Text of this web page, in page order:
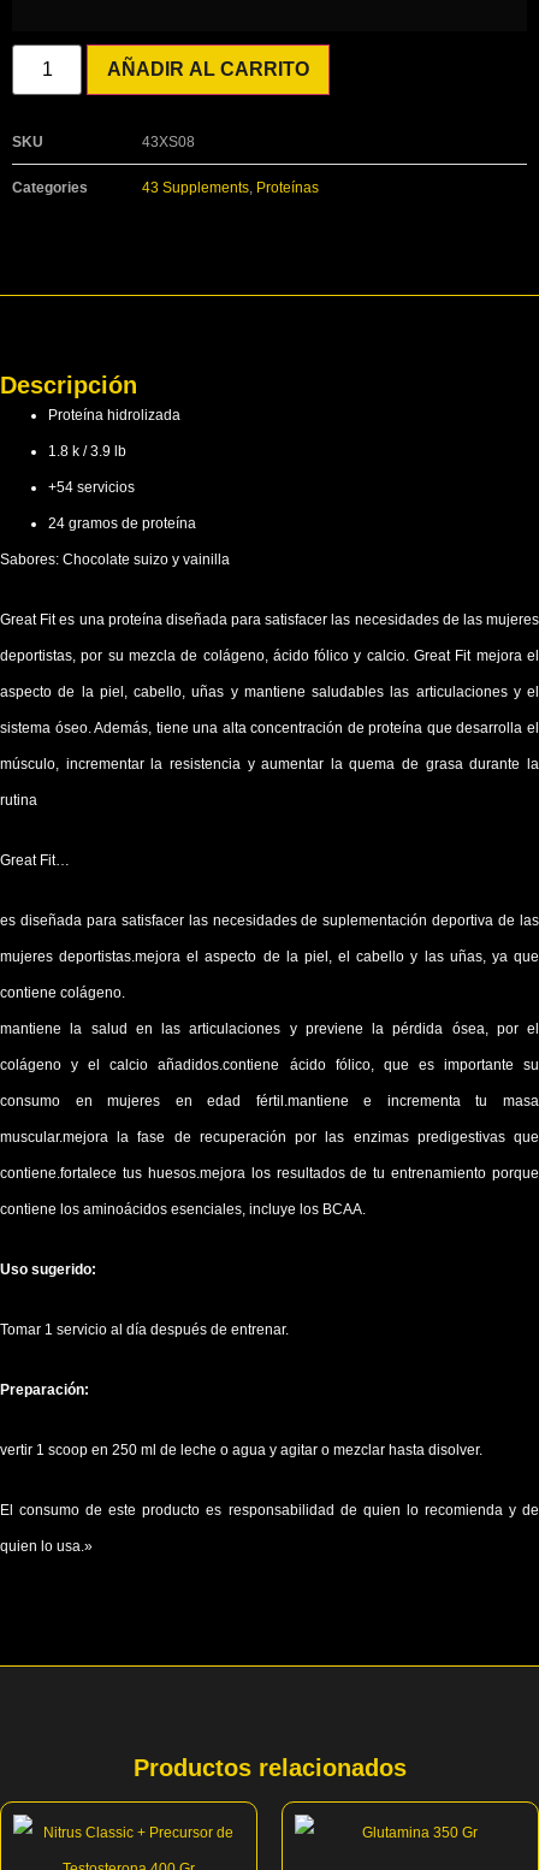
AÑADIR AL CARRITO
SKU 43XS08
Categories 43 Supplements Proteínas
Descripción
Proteína hidrolizada
1.8 k / 3.9 lb
+54 servicios
24 gramos de proteína
Sabores: Chocolate suizo y vainilla
Great Fit es una proteína diseñada para satisfacer las necesidades de las mujeres
deportistas, por su mezcla de colágeno, ácido fólico y calcio. Great Fit mejora el
aspecto de la piel, cabello, uñas y mantiene saludables las articulaciones y el
sistema óseo. Además, tiene una alta concentración de proteína que desarrolla el
músculo, incrementar la resistencia y aumentar la quema de grasa durante la
rutina
Great Fit…
es diseñada para satisfacer las necesidades de suplementación deportiva de las
mujeres deportistas.mejora el aspecto de la piel, el cabello y las uñas, ya que
contiene colágeno.
mantiene la salud en las articulaciones y previene la pérdida ósea, por el
colágeno y el calcio añadidos.contiene ácido fólico, que es importante su
consumo en mujeres en edad fértil.mantiene e incrementa tu masa
muscular.mejora la fase de recuperación por las enzimas predigestivas que
contiene.fortalece tus huesos.mejora los resultados de tu entrenamiento porque
contiene los aminoácidos esenciales, incluye los BCAA.
Uso sugerido:
Tomar 1 servicio al día después de entrenar.
Preparación:
vertir 1 scoop en 250 ml de leche o agua y agitar o mezclar hasta disolver.
El consumo de este producto es responsabilidad de quien lo recomienda y de
quien lo usa.»
Productos relacionados